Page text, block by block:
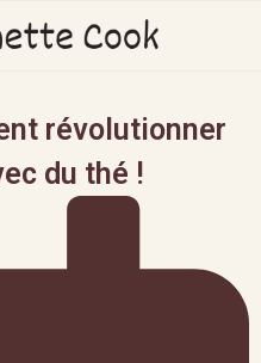
révolutionner
du thé !